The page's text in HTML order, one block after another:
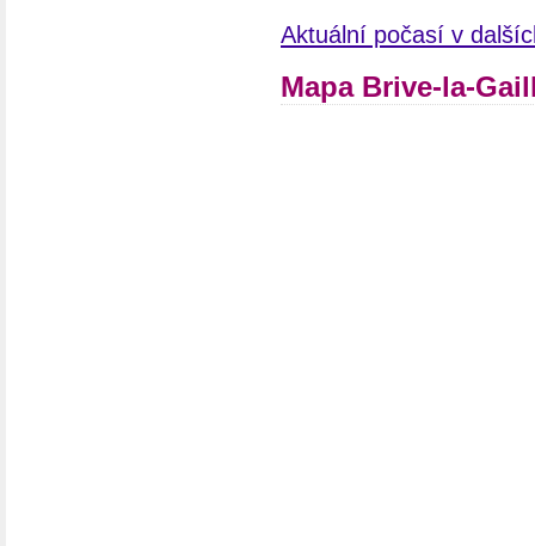
Aktuální počasí v
Mapa Brive-la-